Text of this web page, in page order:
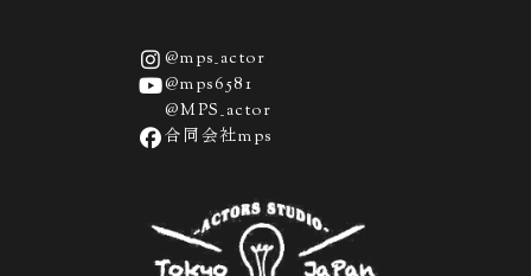
@mps_actor
@mps6581
@MPS_actor
合同会社mps